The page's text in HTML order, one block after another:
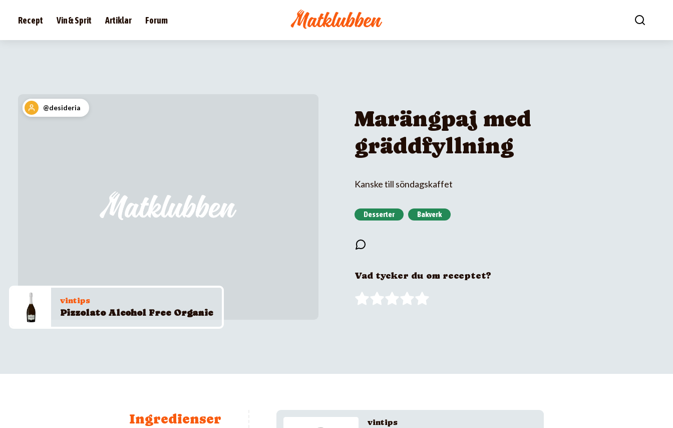
Recept Vin & Sprit Artiklar Forum
@desideria
vintips
Pizzolato Alcohol Free Organic
Marängpaj med
gräddfyllning
Kanske till söndagskaffet
Desserter Bakverk
Vad tycker du om receptet?
Ingredienser vintips